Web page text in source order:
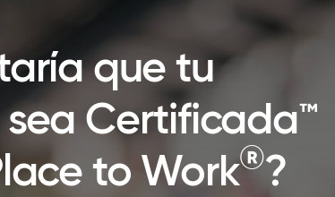
que tu
Certificada™
to Work®?